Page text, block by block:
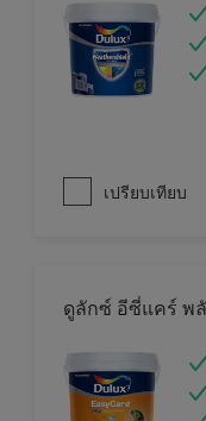
เปรียบเทียบ
ดูลักซ์ อีซี่แคร์ พ